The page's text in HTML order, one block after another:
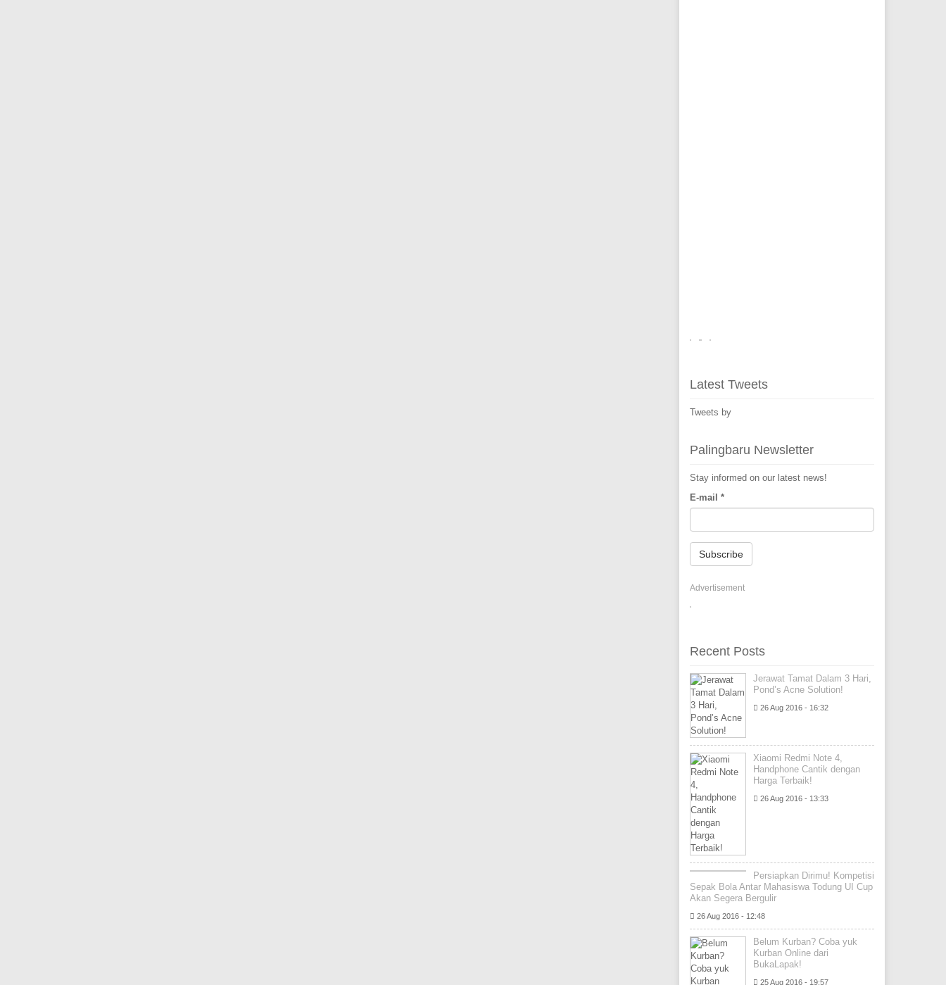
Latest Tweets
Tweets by
Palingbaru Newsletter
Stay informed on our latest news!
E-mail *
Subscribe
Advertisement
Recent Posts
Jerawat Tamat Dalam 3 Hari,
Pond’s Acne Solution!
26 Aug 2016 - 16:32
Xiaomi Redmi Note 4,
Handphone Cantik dengan
Harga Terbaik!
26 Aug 2016 - 13:33
Persiapkan Dirimu! Kompetisi
Sepak Bola Antar Mahasiswa Todung UI Cup
Akan Segera Bergulir
26 Aug 2016 - 12:48
Belum Kurban? Coba yuk
Kurban Online dari
BukaLapak!
25 Aug 2016 - 19:57